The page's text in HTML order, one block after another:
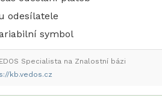
odesílatele
symbol
kb.vedos.cz
Specialista na Znalostní bázi